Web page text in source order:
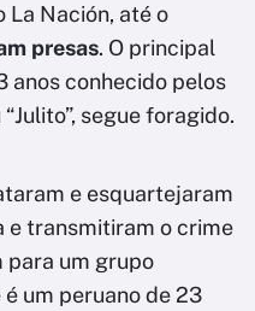
La Nación, até o
presas. O principal
anos conhecido pelos
segue foragido.
e esquartejaram
e transmitiram o crime
para um grupo
um peruano de 23